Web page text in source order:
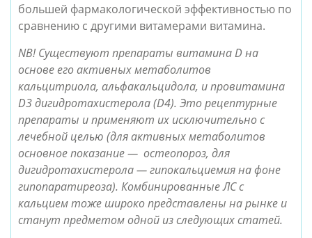
большей фармакологической эффективностью по
сравнению с другими витамерами витамина.
NB! Существуют препараты витамина D на
основе его активных метаболитов
кальцитриола, альфакальцидола, и провитамина
D3 дигидротахистерола (D4). Это рецептурные
препараты и применяют их исключительно с
лечебной целью (для активных метаболитов
основное показание — остеопороз, для
дигидротахистерола — гипокальциемия на фоне
гипопаратиреоза). Комбинированные ЛС с
кальцием тоже широко представлены на рынке и
станут предметом одной из следующих статей.